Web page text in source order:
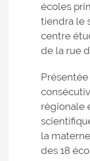
écoles
tiendra le
centre
de la rue
Présentée
régionale
la
des 18